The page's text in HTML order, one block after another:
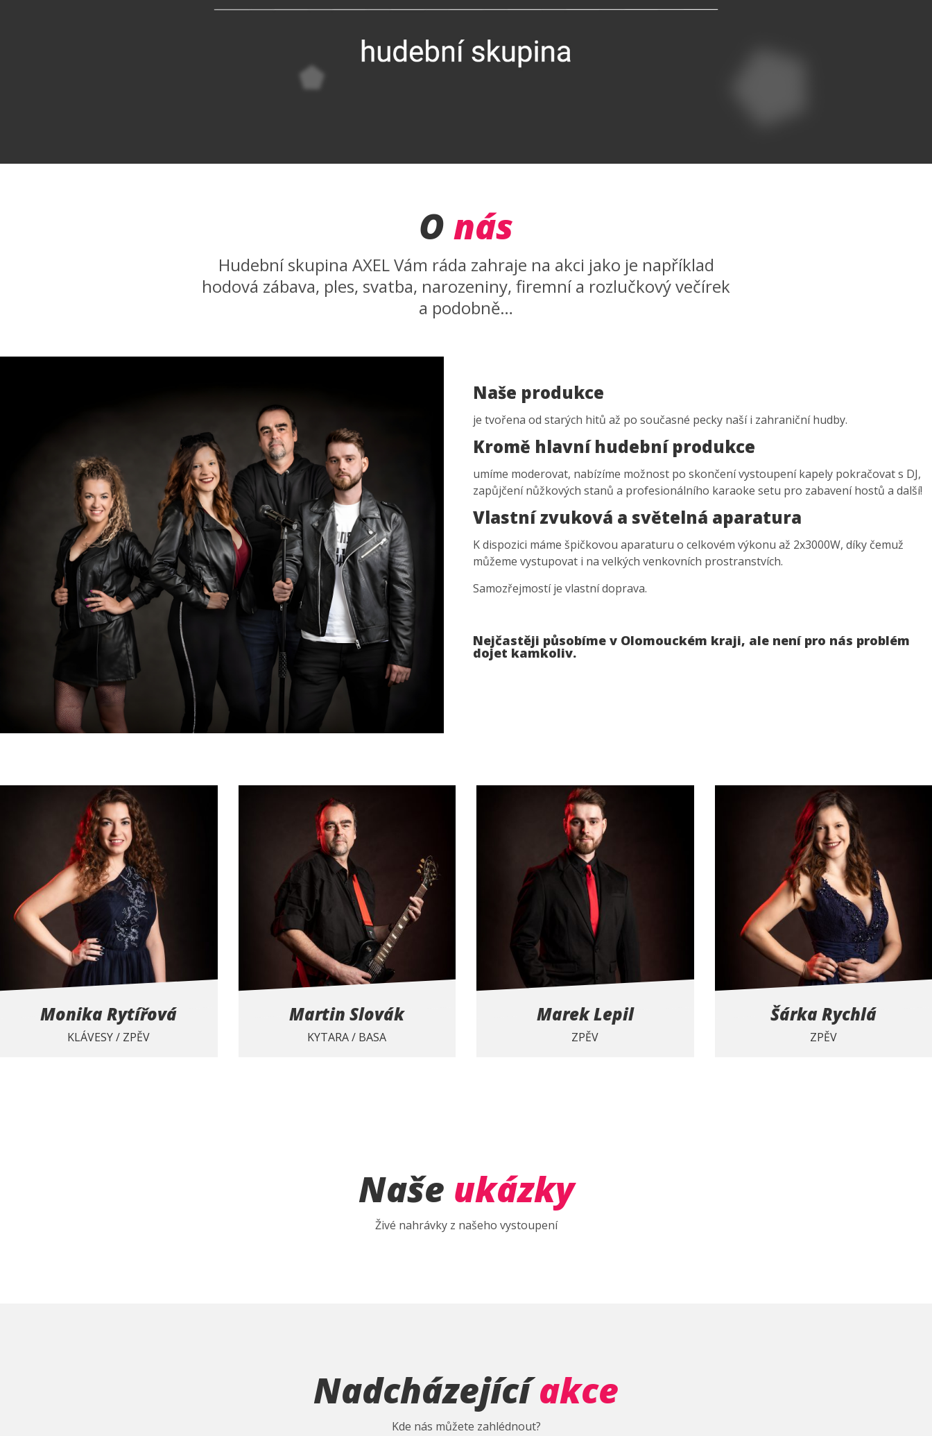
O nás
Hudební skupina AXEL Vám ráda zahraje na akci jako je například
hodová zábava, ples, svatba, narozeniny, firemní a rozlučkový večírek
a podobně…
Naše produkce
je tvořena od starých hitů až po současné pecky naší i zahraniční hudby.
Kromě hlavní hudební produkce
umíme moderovat, nabízíme možnost po skončení vystoupení kapely pokračovat s DJ,
zapůjčení nůžkových stanů a profesionálního karaoke setu pro zabavení hostů a další!
Vlastní zvuková a světelná aparatura
K dispozici máme špičkovou aparaturu o celkovém výkonu až 2x3000W, díky čemuž
můžeme vystupovat i na velkých venkovních prostranstvích.
Samozřejmostí je vlastní doprava.
Nejčastěji působíme v Olomouckém kraji, ale není pro nás problém
dojet kamkoliv.
Monika Rytířová
KLÁVESY / ZPĚV
Martin Slovák
KYTARA / BASA
Marek Lepil
ZPĚV
Šárka Rychlá
ZPĚV
Naše ukázky
Živé nahrávky z našeho vystoupení
Nadcházejícíakce
Kde nás můžete zahlédnout?